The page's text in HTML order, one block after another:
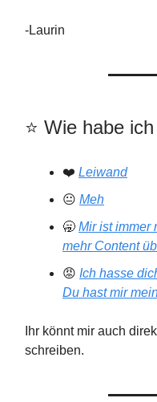
-Laurin
⭐️️ Wie habe
❤️ Leiwand
😐 Meh
🥱 Mir ist immer
mehr Content
😡 Ich hasse
Du hast mir
Ihr könnt mir auch
schreiben.